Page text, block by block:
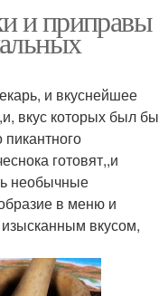
и приправы
и вкуснейшее
вкус которых был бы
готовят,,и
необычные
в меню и
вкусом,